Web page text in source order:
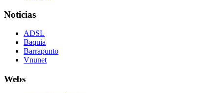
Noticias
ADSL
Baquia
Barrapunto
Vnunet
Webs